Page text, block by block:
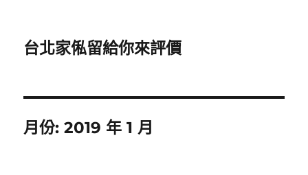
台北家俬留給你來評價
月份:2019 年 1 月